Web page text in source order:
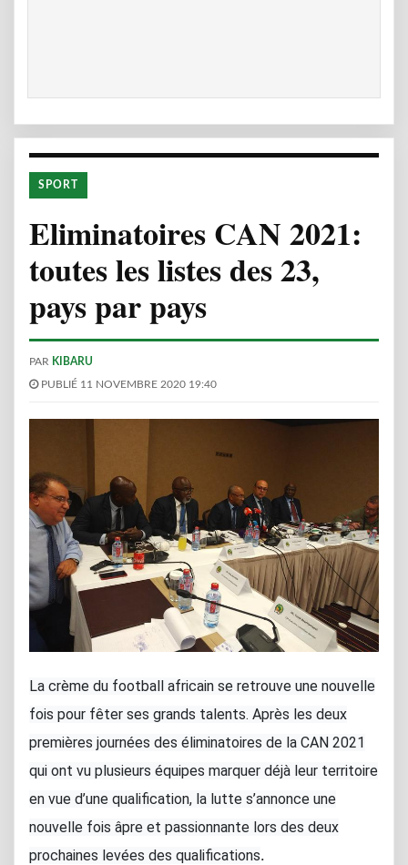
SPORT
Eliminatoires CAN 2021:
toutes les listes des 23,
pays par pays
PAR KIBARU
PUBLIÉ 11 NOVEMBRE 2020 19:40
La crème du football africain se retrouve une nouvelle
fois pour fêter ses grands talents. Après les deux
premières journées des éliminatoires de la CAN 2021
qui ont vu plusieurs équipes marquer déjà leur territoire
en vue d’une qualification, la lutte s’annonce une
nouvelle fois âpre et passionnante lors des deux
prochaines levées des qualifications.